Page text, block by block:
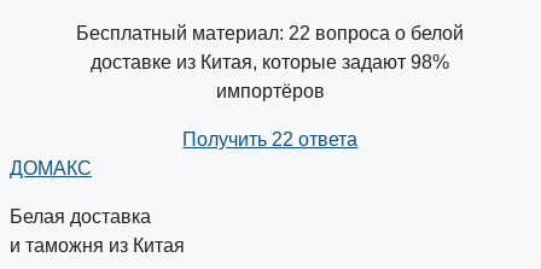
Бесплатный материал: 22 вопроса о белой
доставке из Китая, которые задают 98%
импортёров
Получить 22 ответа
ДОМАКС
Белая доставка
и таможня из Китая